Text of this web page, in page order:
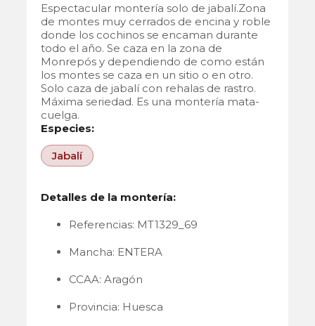
Espectacular montería solo de jabalí.Zona
de montes muy cerrados de encina y roble
donde los cochinos se encaman durante
todo el año. Se caza en la zona de
Monrepós y dependiendo de como están
los montes se caza en un sitio o en otro.
Solo caza de jabalí con rehalas de rastro.
Máxima seriedad. Es una montería mata-
cuelga.
Especies:
Jabalí
Detalles de la montería:
Referencias: MT1329_69
Mancha: ENTERA
CCAA: Aragón
Provincia: Huesca